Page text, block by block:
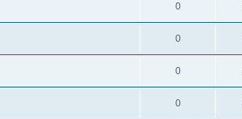
0
0
0
0